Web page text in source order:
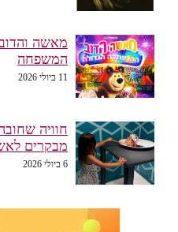
מאשה
המשפחה
11 ביולי 2026
חוויה
מבקרים
6 ביולי 2026